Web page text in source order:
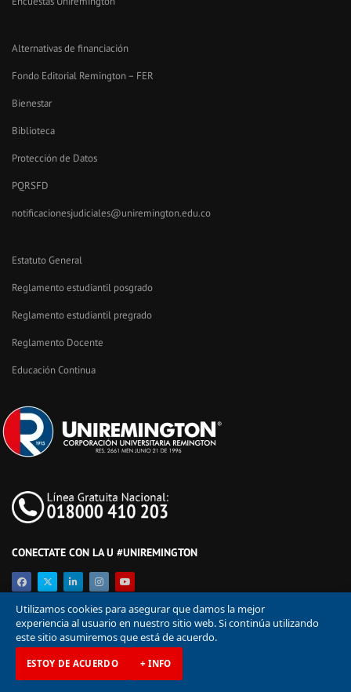
Alternativas de financiación
Fondo Editorial Remington – FER
Bienestar
Biblioteca
Protección de Datos
PQRSFD
notificacionesjudiciales@uniremington.edu.co
Estatuto General
Reglamento estudiantil posgrado
Reglamento estudiantil pregrado
Reglamento Docente
Educación Continua
CONECTATE CON LA U #UNIREMINGTON
© Corporación Universitaria Remington 2026
Utilizamos cookies para asegurar que damos la mejor
experiencia al usuario en nuestro sitio web. Si continúa utilizando
este sitio asumiremos que está de acuerdo.
ESTOY DE ACUERDO + INFO